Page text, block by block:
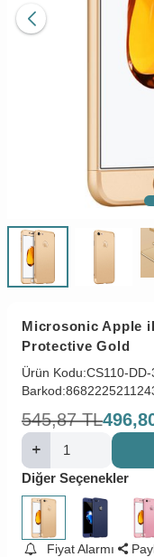
Microsonic Apple
Protective Gold
Ürün Kodu:CS110-
Barkod:
545,87 TL
Diğer Seçenekler
Fiyat Alarmı